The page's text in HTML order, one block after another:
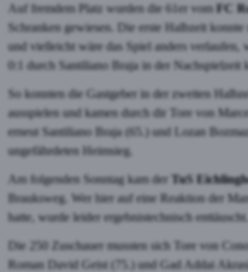
Auf fremdem Platz wurden die 61er vom FC
Schranken gewiesen. Die erste Halbzeit
und vielleicht wäre das Spiel anders verlaufen,
0:1 durch Santiliano Braja in der Nachspielzeit
So konnten die Gastgeber in der zweiten
ausspielen und kamen durch dir Tore von
erneut Santiliano Braja (65.) und Lozan
ungefährdeten Heimsieg.
Am folgenden Sonntag kam der TuS
Brauksweg. Wer hier auf eine Reaktion der
hatte, wurde leider ergebnistechnisch enttäuscht.
Die 250 Zuschauer mussten sich Tore von
Roman David Geist (75.) und Gad Addai